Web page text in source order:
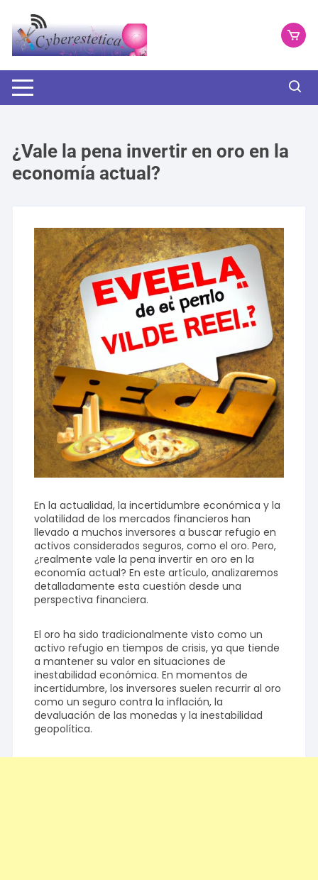
contenido
¿Vale la pena invertir en oro en la
economía actual?
En la actualidad, la incertidumbre económica y la
volatilidad de los mercados financieros han
llevado a muchos inversores a buscar refugio en
activos considerados seguros, como el oro. Pero,
¿realmente vale la pena invertir en oro en la
economía actual? En este artículo, analizaremos
detalladamente esta cuestión desde una
perspectiva financiera.
El oro ha sido tradicionalmente visto como un
activo refugio en tiempos de crisis, ya que tiende
a mantener su valor en situaciones de
inestabilidad económica. En momentos de
incertidumbre, los inversores suelen recurrir al oro
como un seguro contra la inflación, la
devaluación de las monedas y la inestabilidad
geopolítica.